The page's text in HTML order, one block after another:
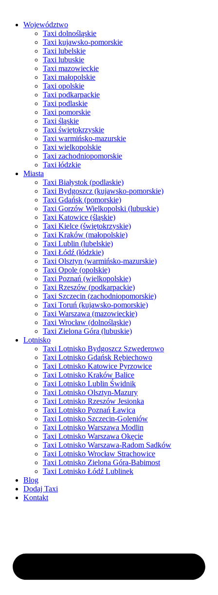
treści
Województwo
Taxi dolnośląskie
Taxi kujawsko-pomorskie
Taxi lubelskie
Taxi lubuskie
Taxi mazowieckie
Taxi małopolskie
Taxi opolskie
Taxi podkarpackie
Taxi podlaskie
Taxi pomorskie
Taxi śląskie
Taxi świętokrzyskie
Taxi warmińsko-mazurskie
Taxi wielkopolskie
Taxi zachodniopomorskie
Taxi łódzkie
Miasta
Taxi Białystok (podlaskie)
Taxi Bydgoszcz (kujawsko-pomorskie)
Taxi Gdańsk (pomorskie)
Taxi Gorzów Wielkopolski (lubuskie)
Taxi Katowice (śląskie)
Taxi Kielce (świętokrzyskie)
Taxi Kraków (małopolskie)
Taxi Lublin (lubelskie)
Taxi Łódź (łódzkie)
Taxi Olsztyn (warmińsko-mazurskie)
Taxi Opole (opolskie)
Taxi Poznań (wielkopolskie)
Taxi Rzeszów (podkarpackie)
Taxi Szczecin (zachodniopomorskie)
Taxi Toruń (kujawsko-pomorskie)
Taxi Warszawa (mazowieckie)
Taxi Wrocław (dolnośląskie)
Taxi Zielona Góra (lubuskie)
Lotnisko
Taxi Lotnisko Bydgoszcz Szwederowo
Taxi Lotnisko Gdańsk Rębiechowo
Taxi Lotnisko Katowice Pyrzowice
Taxi Lotnisko Kraków Balice
Taxi Lotnisko Lublin Świdnik
Taxi Lotnisko Olsztyn-Mazury
Taxi Lotnisko Rzeszów Jesionka
Taxi Lotnisko Poznań Ławica
Taxi Lotnisko Szczecin-Goleniów
Taxi Lotnisko Warszawa Modlin
Taxi Lotnisko Warszawa Okęcie
Taxi Lotnisko Warszawa-Radom Sadków
Taxi Lotnisko Wrocław Strachowice
Taxi Lotnisko Zielona Góra-Babimost
Taxi Lotnisko Łódź Lublinek
Blog
Dodaj Taxi
Kontakt